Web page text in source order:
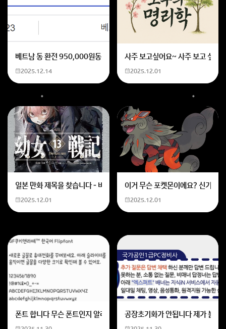
베트남 동 환전 950,000원동 한화 계산할때0하나 빼고 나누기 2하면
2025.12.14
사주 보고싶어요~ 사주 보고 싶
2025.12.01
일본 만화 제목을 찾습니다 - 비행 마법 저격 여자 기억하기로는 위의 내
2025.12.01
이거 무슨 포켓몬이에요? 신기하
2025.12.01
폰트 합니다 무슨 폰트인지 알려주세요공장초기화가 안됩니다 제가 볼륨